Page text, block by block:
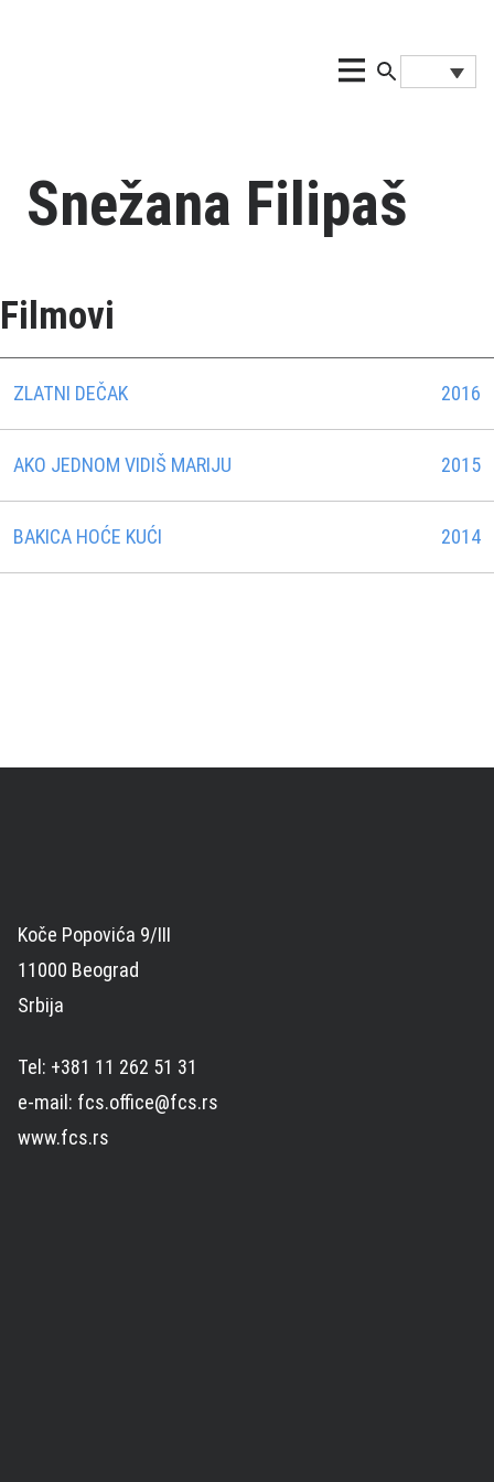
Snežana Filipaš
Filmovi
ZLATNI DEČAK 2016
AKO JEDNOM VIDIŠ MARIJU 2015
BAKICA HOĆE KUĆI 2014
Koče Popovića 9/III
11000 Beograd
Srbija
Tel: +381 11 262 51 31
e-mail: fcs.office@fcs.rs
www.fcs.rs